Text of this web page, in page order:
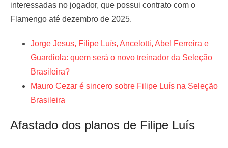
interessadas no jogador, que possui contrato com o
Flamengo até dezembro de 2025.
Jorge Jesus, Filipe Luís, Ancelotti, Abel Ferreira e
Guardiola: quem será o novo treinador da Seleção
Brasileira?
Mauro Cezar é sincero sobre Filipe Luís na Seleção
Brasileira
Afastado dos planos de Filipe Luís